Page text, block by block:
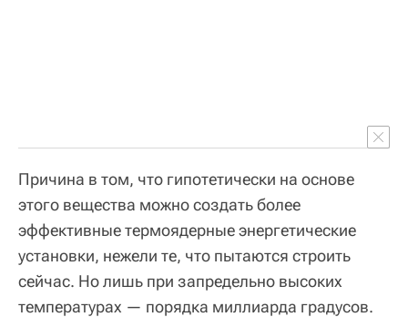
Причина в том, что гипотетически на основе
этого вещества можно создать более
эффективные термоядерные энергетические
установки, нежели те, что пытаются строить
сейчас. Но лишь при запредельно высоких
температурах — порядка миллиарда градусов.